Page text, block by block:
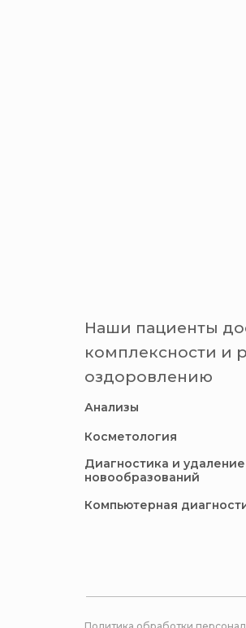
Косметология
Анализы
Компьютерная
Диагностика и удаление
новообразований
Наши пациенты
комплексности и
оздоровлению